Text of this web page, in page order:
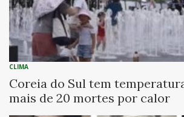
CLIMA
Coreia do Sul tem
mais de 20 mortes por calor